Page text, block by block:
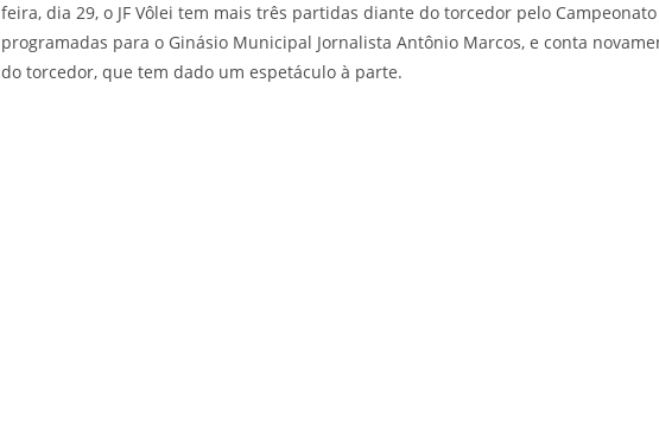
feira, dia 29, o JF Vôlei tem mais três partidas diante do torcedor pelo
programadas para o Ginásio Municipal Jornalista Antônio Marcos, e conta
do torcedor, que tem dado um espetáculo à parte.